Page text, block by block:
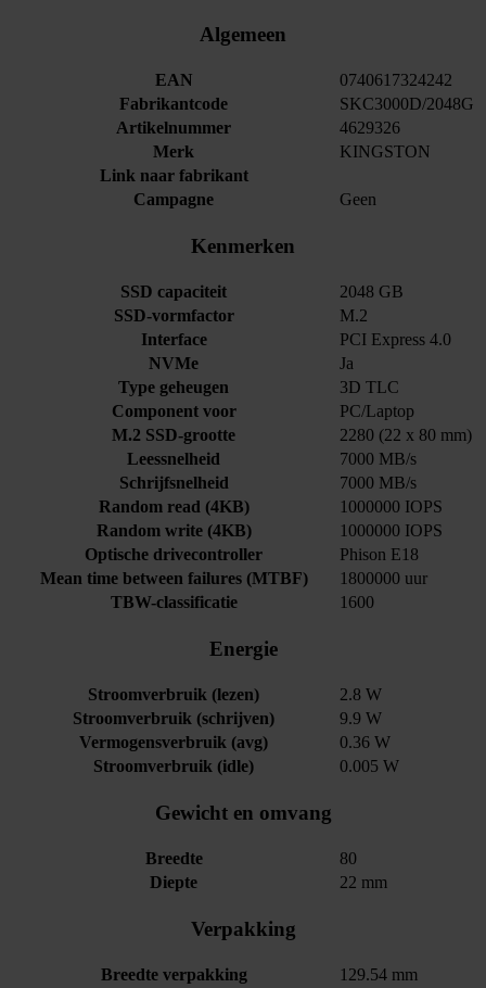
Algemeen
EAN
0740617324242
Fabrikantcode
SKC3000D/2048G
Artikelnummer
4629326
Merk
KINGSTON
Link naar fabrikant
Campagne
Geen
Kenmerken
SSD capaciteit
2048 GB
SSD-vormfactor
M.2
Interface
PCI Express 4.0
NVMe
Ja
Type geheugen
3D TLC
Component voor
PC/Laptop
M.2 SSD-grootte
2280 (22 x 80 mm)
Leessnelheid
7000 MB/s
Schrijfsnelheid
7000 MB/s
Random read (4KB)
1000000 IOPS
Random write (4KB)
1000000 IOPS
Optische drivecontroller
Phison E18
Mean time between failures (MTBF)
1800000 uur
TBW-classificatie
1600
Energie
Stroomverbruik (lezen)
2.8 W
Stroomverbruik (schrijven)
9.9 W
Vermogensverbruik (avg)
0.36 W
Stroomverbruik (idle)
0.005 W
Gewicht en omvang
Breedte
80
Diepte
22 mm
Verpakking
Breedte verpakking
129.54 mm